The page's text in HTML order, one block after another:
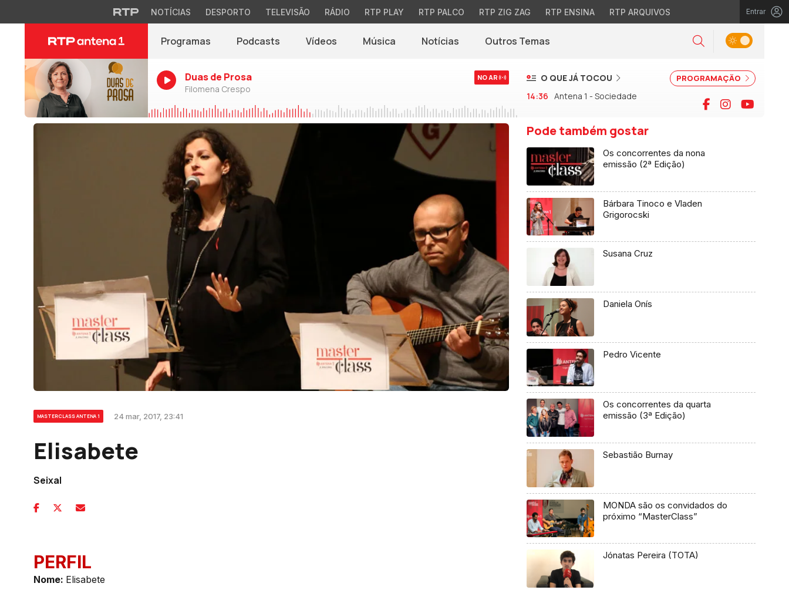
NOTÍCIAS DESPORTO TELEVISÃO RÁDIO RTP PLAY RTP PALCO RTP ZIG ZAG RTP ENSINA RTP ARQUIVOS Entrar
Programas Podcasts Vídeos Música Notícias(abre em nova janela)
Outros Temas Pesquisar
Alternar tema
Duas de Prosa
Filomena Crespo
NO AR PROGRAMAÇÃO
O QUE JÁ TOCOU
14:36 Antena 1 - Sociedade Facebook
Instagram
MASTERCLASS ANTENA 1 24 mar, 2017, 23:41
Elisabete
Seixal
PERFIL
Nome: Elisabete
Pode também gostar
Os concorrentes da nona
emissão (2ª Edição)
Bárbara Tinoco e Vladen
Grigorocski
Susana Cruz
Daniela Onís
Pedro Vicente
Os concorrentes da quarta
emissão (3ª Edição)
Sebastião Burnay
MONDA são os convidados do
próximo “MasterClass”
Jónatas Pereira (TOTA)